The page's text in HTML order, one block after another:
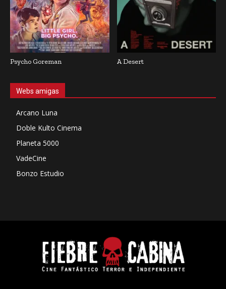
Psycho Goreman A Desert
Webs amigas
Arcano Luna
Doble Kulto Cinema
Planeta 5000
VadeCine
Bonzo Estudio